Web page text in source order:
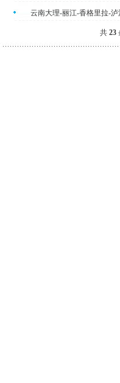
云南大理-丽江-香格里拉-
共 23